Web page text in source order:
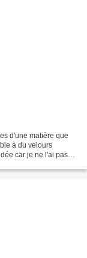
d'une matière que
à du velours
car je ne l'ai pas